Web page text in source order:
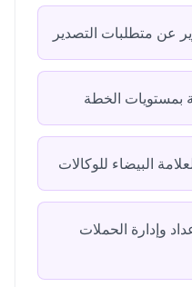
عن متطلبات التصدير
البيضاء للوكالات
وإدارة الحملات